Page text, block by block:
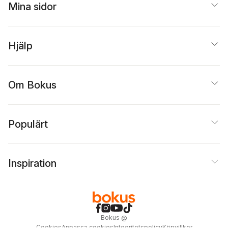
Mina sidor
Hjälp
Om Bokus
Populärt
Inspiration
Bokus @
Cookies Anpassa cookiesIntegritetspolicyKöpvillkor